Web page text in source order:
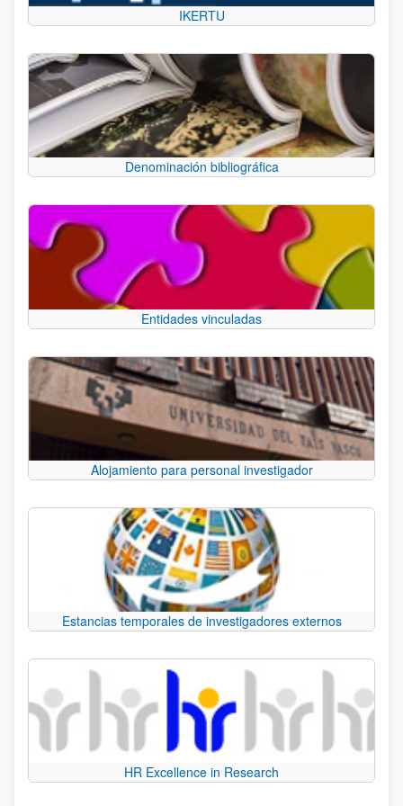
IKERTU
Denominación bibliográfica
Entidades vinculadas
Alojamiento para personal investigador
Estancias temporales de investigadores externos
HR Excellence in Research